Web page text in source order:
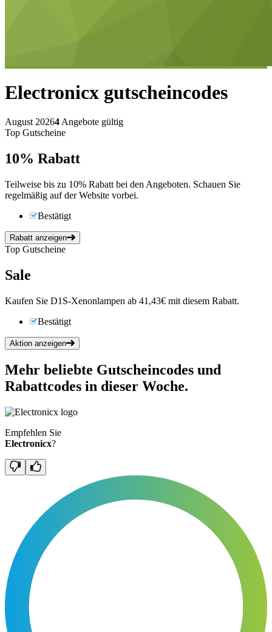
Electronicx gutscheincodes
August 20264Angebote gültig
Top Gutscheine
10% Rabatt
Teilweise bis zu 10% Rabatt bei den Angeboten. Schauen Sie
regelmäßig auf der Website vorbei.
Bestätigt
Rabatt anzeigen
Top Gutscheine
Sale
Kaufen Sie D1S-Xenonlampen ab 41,43€ mit diesem Rabatt.
Bestätigt
Aktion anzeigen
Mehr beliebte Gutscheincodes und
Rabattcodes in dieser Woche.
Empfehlen Sie
Electronicx?